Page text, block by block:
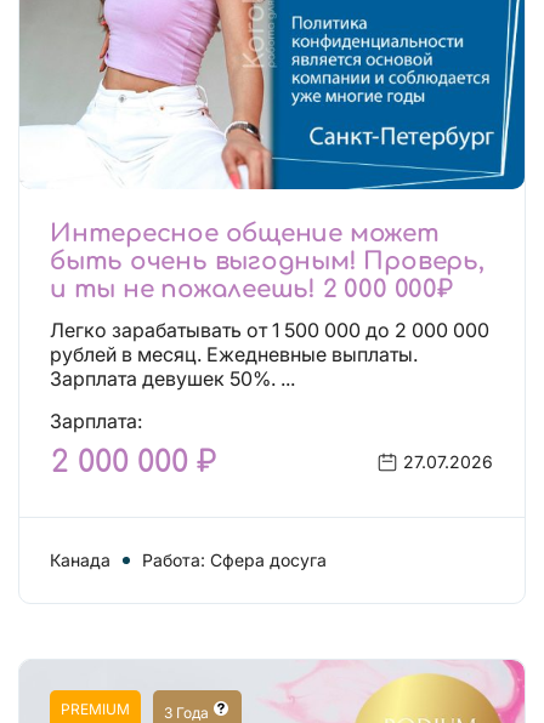
Интересное общение может
быть очень выгодным! Проверь,
и ты не пожалеешь! 2 000 000₽
Легко зарабатывать от 1 500 000 до 2 000 000
рублей в месяц. Ежедневные выплаты.
Зарплата девушек 50%. ...
Зарплата:
2 000 000 ₽ 27.07.2026
Канада Работа: Сфера досуга
PREMIUM 3 Года